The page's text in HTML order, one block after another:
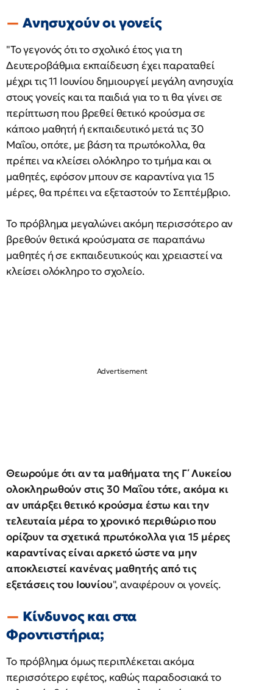
Ανησυχούν οι γονείς
"Το γεγονός ότι το σχολικό έτος για τη
Δευτεροβάθμια εκπαίδευση έχει παραταθεί
μέχρι τις 11 Ιουνίου δημιουργεί μεγάλη ανησυχία
στους γονείς και τα παιδιά για το τι θα γίνει σε
περίπτωση που βρεθεί θετικό κρούσμα σε
κάποιο μαθητή ή εκπαιδευτικό μετά τις 30
Μαΐου, οπότε, με βάση τα πρωτόκολλα, θα
πρέπει να κλείσει ολόκληρο το τμήμα και οι
μαθητές, εφόσον μπουν σε καραντίνα για 15
μέρες, θα πρέπει να εξεταστούν το Σεπτέμβριο.
Το πρόβλημα μεγαλώνει ακόμη περισσότερο αν
βρεθούν θετικά κρούσματα σε παραπάνω
μαθητές ή σε εκπαιδευτικούς και χρειαστεί να
κλείσει ολόκληρο το σχολείο.
Θεωρούμε ότι αν τα μαθήματα της Γ΄ Λυκείου
ολοκληρωθούν στις 30 Μαΐου τότε, ακόμα κι
αν υπάρξει θετικό κρούσμα έστω και την
τελευταία μέρα το χρονικό περιθώριο που
ορίζουν τα σχετικά πρωτόκολλα για 15 μέρες
καραντίνας είναι αρκετό ώστε να μην
αποκλειστεί κανένας μαθητής από τις
εξετάσεις του Ιουνίου", αναφέρουν οι γονείς.
Κίνδυνος και στα
Φροντιστήρια;
Το πρόβλημα όμως περιπλέκεται ακόμα
περισσότερο εφέτος, καθώς παραδοσιακά το